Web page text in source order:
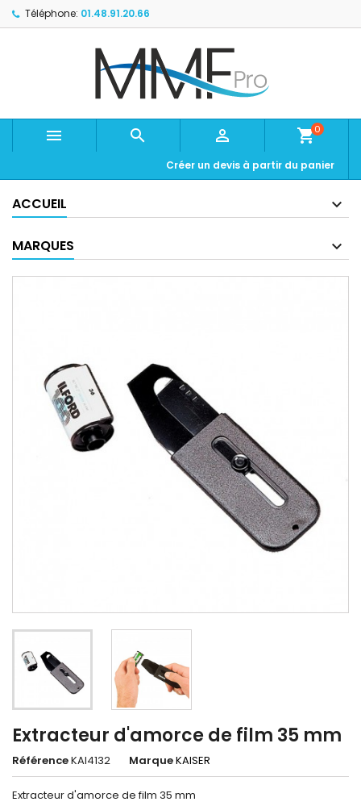
Téléphone: 01.48.91.20.66
   shopping_cart0
Créer un devis à partir du panier
ACCUEIL
MARQUES
Extracteur d'amorce de film 35 mm
RéférenceKAI4132 MarqueKAISER
Extracteur d'amorce de film 35 mm